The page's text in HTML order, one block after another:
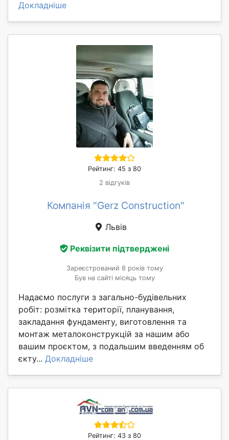
Докладніше
Рейтинг: 45 з 80
2 відгуків
Компанія "Gerz Construction"
Львів
Реквізити підтверджені
Зареєстрований 8 років тому
Був на сайті місяць тому
Надаємо послуги з загально-будівельних
робіт: розмітка території, планування,
закладання фундаменту, виготовлення та
монтаж металоконструкцій за нашим або
вашим проєктом, з подальшим введенням об
єкту... Докладніше
Рейтинг: 43 з 80